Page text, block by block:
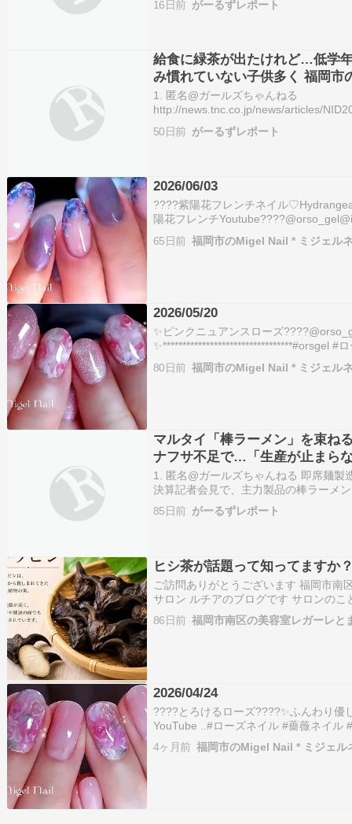
は岡山市（142票…
16日前 がーるずレポート
給食に緑茶が出たけれど…低学
み慣れていない子供多く 福岡市
思いも
1. 匿名@ガールズちゃんねる
http://news.tnc.co.jp/news/articles/
である「サバの塩焼き」に合うと歓迎
の小学校で、特に低学年の児童の飲み
50日前 がーるずレポート
2026/06/03
????紫陽花フレンチネイル
陽花フレンチ
@icegelkorea @icegelnail Moon Mist
65日前 福岡市のMigel Nail * ミジェル
2026/05/20
✨️ピンクニュアンスローズ
✨*********************************#orsgel #
ル #ブライダルネイル gelnails 福岡ネ
市早良区ネイルサ…
80日前 福岡市のMigel Nail * ミジェル
マルタイ「棒ラーメン」を束ね
ナフサ不足で…「生産が止まら
1. 匿名@ガールズちゃんねる 即席麺製
決算記者会見で、主力製品の棒ラーメ
使うナイロン製テープの一部が、入手
た。中東情勢の緊迫化でインクの原料
85日前 がーるずレポート
ヒシ茶が話題って知ってますか
ご訪問ありがとうございます 福岡市南
サロン ルチアのブログです サロンの
出来事などアップしています ホーム
サロンInstagramはこちら@legare.h…
86日前 福岡市南区の美容室レガーレと
2026/04/24
????とろけるローズ????✨️ふんわり優
YouTube ..#ローズネイル #薔薇ネイル
ネイル gelnails 福岡パラジェル パラジ
ネイルサロ…
4ヶ月前 福岡市のMigel Nail * ミジェル